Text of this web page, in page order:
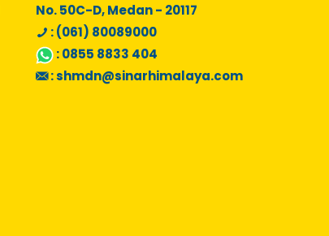
No. 50C-D, Medan - 20117
: (061) 80089000
:0855 8833 404
:shmdn@sinarhimalaya.com